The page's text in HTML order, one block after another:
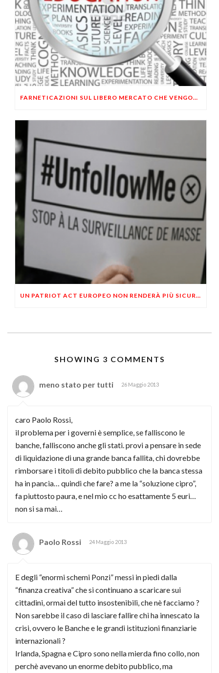
FARNETICAZIONI SUL LIBERO MERCATO CHE VENGONO DA LONTANO
UN PATRIOT ACT EUROPEO NON RENDERÀ PIÙ SICURA LA POPOLAZIONE DAL TERRORISMO
SHOWING 3 COMMENTS
meno stato per tutti 26 Maggio 2013
caro Paolo Rossi,
il problema per i governi è semplice, se falliscono le
banche, falliscono anche gli stati. provi a pensare in sede
di liquidazione di una grande banca fallita, chi dovrebbe
rimborsare i titoli di debito pubblico che la banca stessa
ha in pancia… quindi che fare? a me la “soluzione cipro”,
fa piuttosto paura, e nel mio cc ho esattamente 5 euri…
non si sa mai…
Paolo Rossi 24 Maggio 2013
E degli “enormi schemi Ponzi” messi in piedi dalla
“finanza creativa” che si continuano a scaricare sui
cittadini, ormai del tutto insostenibili, che nè facciamo ?
Non sarebbe il caso di lasciare fallire chi ha innescato la
crisi, ovvero le Banche e le grandi istituzioni finanziarie
internazionali ?
Irlanda, Spagna e Cipro sono nella mierda fino collo, non
perchè avevano un enorme debito pubblico, ma